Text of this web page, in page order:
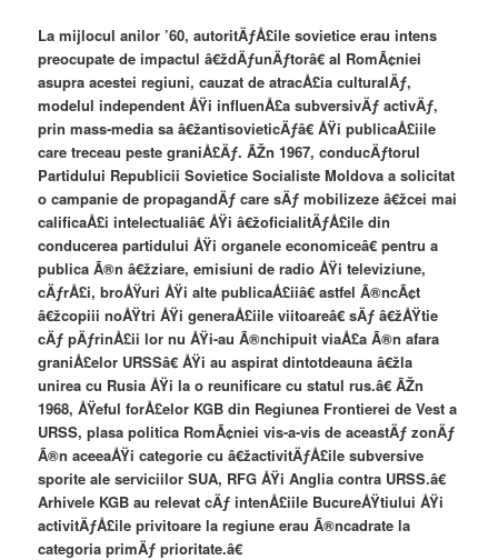
La mijlocul anilor ’60, autoritÄƒÅ£ile sovietice erau intens
preocupate de impactul â€ždÄƒunÄƒtorâ€ al RomÃ¢niei
asupra acestei regiuni, cauzat de atracÅ£ia culturalÄƒ,
modelul independent ÅŸi influenÅ£a subversivÄƒ activÄƒ,
prin mass-media sa â€žantisovieticÄƒâ€ ÅŸi publicaÅ£iile
care treceau peste graniÅ£Äƒ. ÃŽn 1967, conducÄƒtorul
Partidului Republicii Sovietice Socialiste Moldova a solicitat
o campanie de propagandÄƒ care sÄƒ mobilizeze â€žcei mai
calificaÅ£i intelectualiâ€ ÅŸi â€žoficialitÄƒÅ£ile din
conducerea partidului ÅŸi organele economiceâ€ pentru a
publica Ã®n â€žziare, emisiuni de radio ÅŸi televiziune,
cÄƒrÅ£i, broÅŸuri ÅŸi alte publicaÅ£iiâ€ astfel Ã®ncÃ¢t
â€žcopiii noÅŸtri ÅŸi generaÅ£iile viitoareâ€ sÄƒ â€žÅŸtie
cÄƒ pÄƒrinÅ£ii lor nu ÅŸi-au Ã®nchipuit viaÅ£a Ã®n afara
graniÅ£elor URSSâ€ ÅŸi au aspirat dintotdeauna â€žla
unirea cu Rusia ÅŸi la o reunificare cu statul rus.â€ ÃŽn
1968, ÅŸeful forÅ£elor KGB din Regiunea Frontierei de Vest a
URSS, plasa politica RomÃ¢niei vis-a-vis de aceastÄƒ zonÄƒ
Ã®n aceeaÅŸi categorie cu â€žactivitÄƒÅ£ile subversive
sporite ale serviciilor SUA, RFG ÅŸi Anglia contra URSS.â€
Arhivele KGB au relevat cÄƒ intenÅ£iile BucureÅŸtiului ÅŸi
activitÄƒÅ£ile privitoare la regiune erau Ã®ncadrate la
categoria primÄƒ prioritate.â€